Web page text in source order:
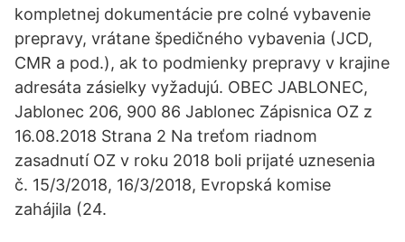
kompletnej dokumentácie pre colné vybavenie
prepravy, vrátane špedičného vybavenia (JCD,
CMR a pod.), ak to podmienky prepravy v krajine
adresáta zásielky vyžadujú. OBEC JABLONEC,
Jablonec 206, 900 86 Jablonec Zápisnica OZ z
16.08.2018 Strana 2 Na treťom riadnom
zasadnutí OZ v roku 2018 boli prijaté uznesenia
č. 15/3/2018, 16/3/2018, Evropská komise
zahájila (24.